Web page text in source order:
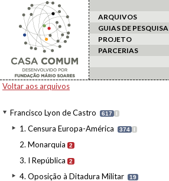
ARQUIVOS
GUIAS DE PESQUISA
PROJETO
PARCERIAS
Voltar aos arquivos
Francisco Lyon de Castro 617 I
1. Censura Europa-América 374 I
2. Monarquia 2
3. I República 2
4. Oposição à Ditadura Militar 19